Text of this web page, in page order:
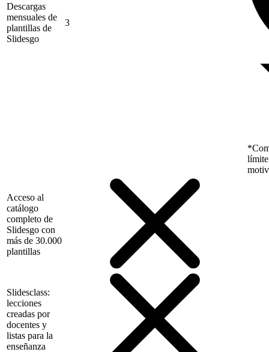
Descargas
mensuales de
plantillas de
Slidesgo
3
límite
Acceso al
catálogo
completo de
Slidesgo con
más de 30.000
plantillas
Slidesclass:
lecciones
creadas por
docentes y
listas para la
enseñanza